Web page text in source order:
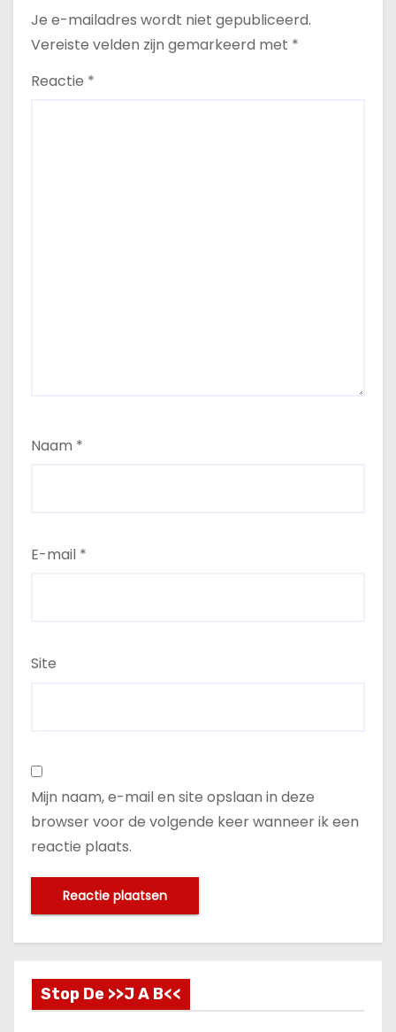
Je e-mailadres wordt niet gepubliceerd.
Vereiste velden zijn gemarkeerd met *
Reactie *
Naam *
E-mail *
Site
Mijn naam, e-mail en site opslaan in deze
browser voor de volgende keer wanneer ik een
reactie plaats.
Stop De >>J A B<<